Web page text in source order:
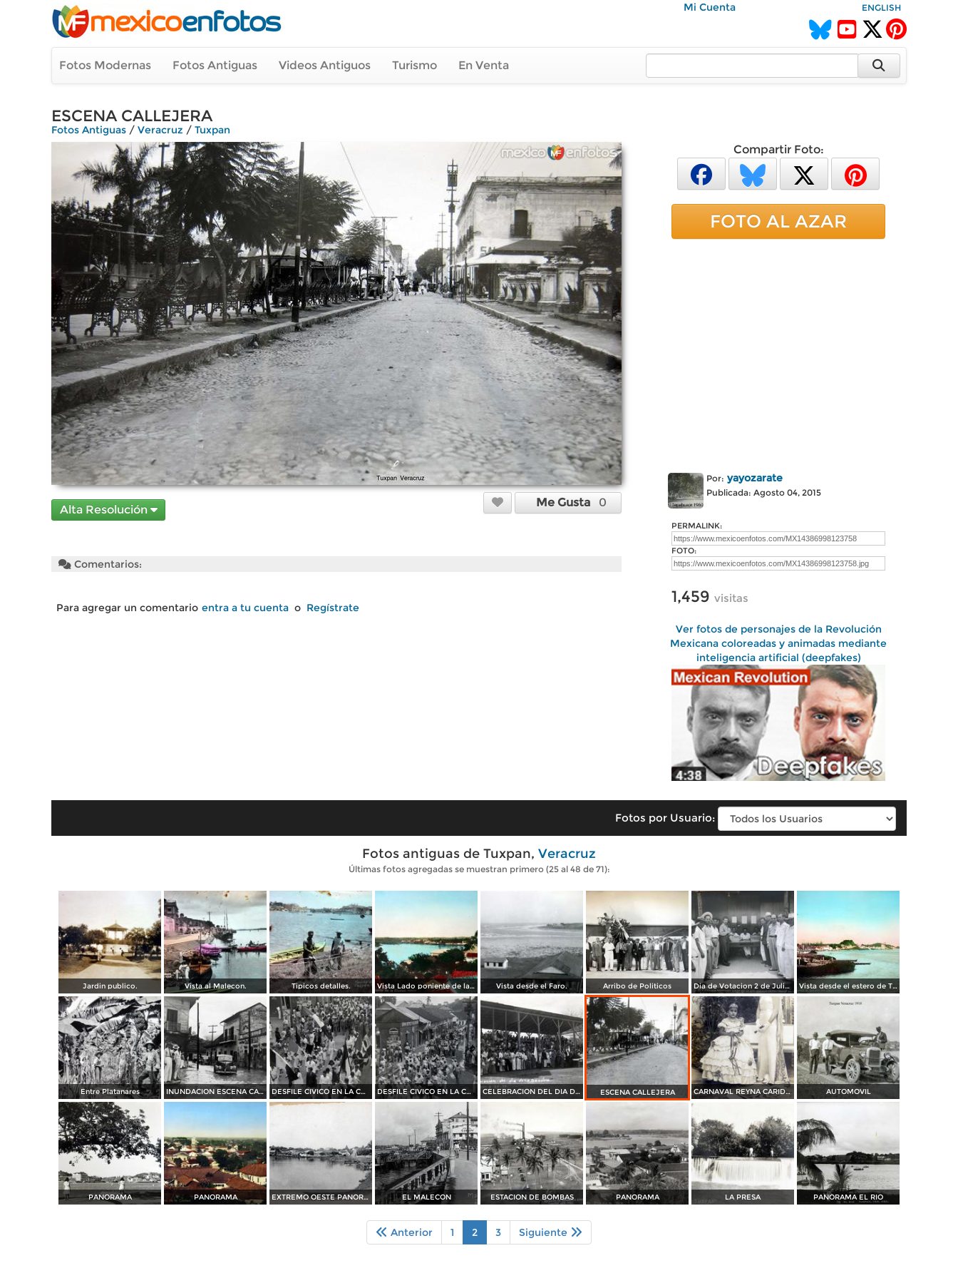
Mi Cuenta ENGLISH
Fotos Modernas Fotos Antiguas Videos Antiguos Turismo En Venta
ESCENA CALLEJERA
Fotos Antiguas / Veracruz / Tuxpan
Alta Resolución
Me Gusta 0
Comentarios:
Para agregar un comentario entra a tu cuenta o Regístrate
Compartir Foto:
FOTO AL AZAR
Por: yayozarate
Publicada: Agosto 04, 2015
PERMALINK:
FOTO:
1,459 visitas
Ver fotos de personajes de la Revolución
Mexicana coloreadas y animadas mediante
inteligencia artificial (deepfakes)
Fotos por Usuario:
Fotos antiguas de Tuxpan, Veracruz
Últimas fotos agregadas se muestran primero (25 al 48 de 71):
Jardin publico. Vista al Malecon. Tipicos detalles. Vista Lado poniente de la ciudad. Vista desde el Faro. Arribo de Politicos Dia de Votacion 2 de Julio de 1944 Vista desde el estero de Tenechaco
Entre Platanares INUNDACION ESCENA CALLEJERA DE 1944 DESFILE CIVICO EN LA CELEBRACION DEL DIA DE LA BANDERA 24 DE FEBRERO DE 1940 DESFILE CIVICO EN LA CELEBRACION DEL DIA DE LA BANDERA 24 DE FEBRERO DE 1940 CELEBRACION DEL DIA DE LA BANDERA 24 DE FEBRERO DE 1940 ESCENA CALLEJERA CARNAVAL REYNA CARIDAD RUIZ 1933 AUTOMOVIL
PANORAMA PANORAMA EXTREMO OESTE PANORAMA EL MALECON ESTACION DE BOMBAS PANORAMA LA PRESA PANORAMA EL RIO
Anterior 1 2 3 Siguiente